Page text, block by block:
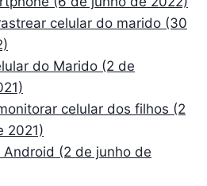
celular do marido (30
do Marido (2 de
celular dos filhos (2
2021)
Android (2 de junho de